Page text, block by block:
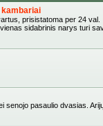
prisistatoma per 24 val.
sidabrinis narys turi
senojo pasaulio dvasias.